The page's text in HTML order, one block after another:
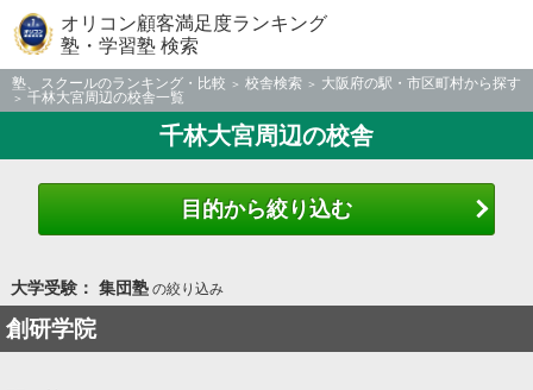
オリコン顧客満足度ランキング
塾・学習塾 検索
塾、スクールのランキング・比較 校舎検索
大阪府の駅・市区町村から探す
千林大宮周辺の校舎一覧
千林大宮周辺の校舎
目的から絞り込む
大学受験： 集団塾の絞り込み
創研学院